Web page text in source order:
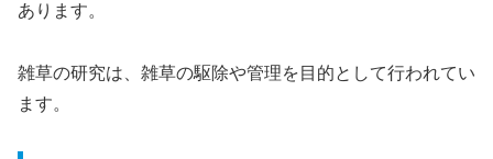
あります。
雑草の研究は、雑草の駆除や管理を目的として行われてい
ます。